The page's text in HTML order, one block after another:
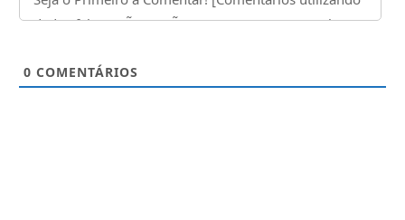
0 COMENTÁRIOS